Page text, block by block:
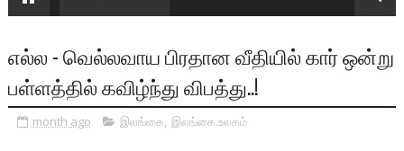
எல்ல - வெல்லவாய பிரதான வீதியில் கார் ஒன்று
பள்ளத்தில் கவிழ்ந்து விபத்து..!
month ago இலங்கை, இலங்கை.உலகம்